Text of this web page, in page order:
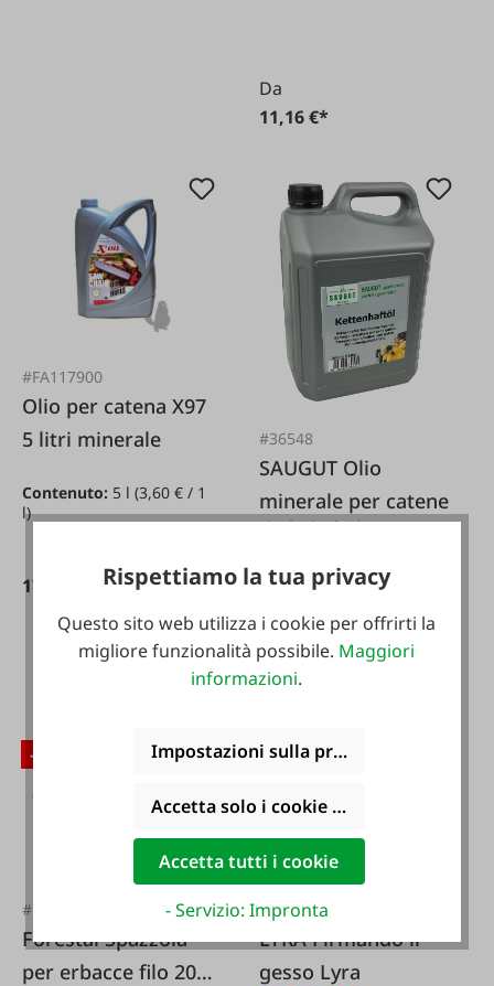
Da
11,16 €*
#FA117900
Olio per catena X97
5 litri minerale
Contenuto: 5 l (3,60 € / 1
l)
17,99 €*
#36548
SAUGUT Olio
minerale per catene
l)
27,90 €*
-15 %
#FA125922
Forestal Spazzola
per erbacce filo 200
#2044
LYRA Firmando il
gesso Lyra
Rispettiamo la tua privacy
Questo sito web utilizza i cookie per offrirti la
migliore funzionalità possibile. Maggiori
informazioni.
Impostazioni sulla privacy
Accetta solo i cookie funzionali
Accetta tutti i cookie
- Servizio: Impronta